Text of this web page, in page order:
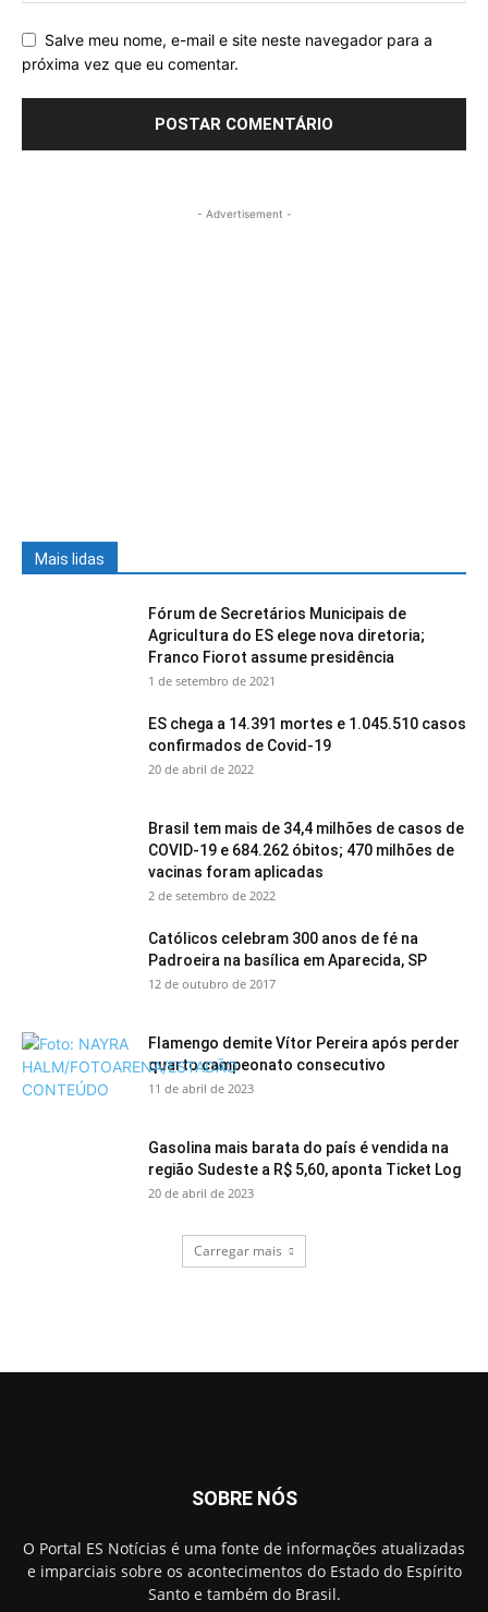
Salve meu nome, e-mail e site neste navegador para a
próxima vez que eu comentar.
- Advertisement -
Mais lidas
Fórum de Secretários Municipais de
Agricultura do ES elege nova diretoria;
Franco Fiorot assume presidência
1 de setembro de 2021
ES chega a 14.391 mortes e 1.045.510 casos
confirmados de Covid-19
20 de abril de 2022
Brasil tem mais de 34,4 milhões de casos de
COVID-19 e 684.262 óbitos; 470 milhões de
vacinas foram aplicadas
2 de setembro de 2022
Católicos celebram 300 anos de fé na
Padroeira na basílica em Aparecida, SP
12 de outubro de 2017
Flamengo demite Vítor Pereira após perder
quarto campeonato consecutivo
11 de abril de 2023
Gasolina mais barata do país é vendida na
região Sudeste a R$ 5,60, aponta Ticket Log
20 de abril de 2023
Carregar mais
SOBRE NÓS
O Portal ES Notícias é uma fonte de informações atualizadas
e imparciais sobre os acontecimentos do Estado do Espírito
Santo e também do Brasil.